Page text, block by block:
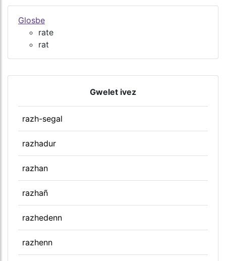
Glosbe
rate
rat
Gwelet ivez
razh-segal
razhadur
razhan
razhañ
razhedenn
razhenn